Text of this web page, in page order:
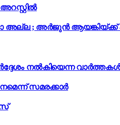
അല്ല ; അർജുൻ ആയങ്കിയ്ക്ക്
നൽകിയെന്ന വാർത്തകൾ
സമരക്കാർ